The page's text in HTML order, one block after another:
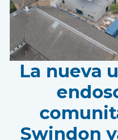
La nueva
Swindon